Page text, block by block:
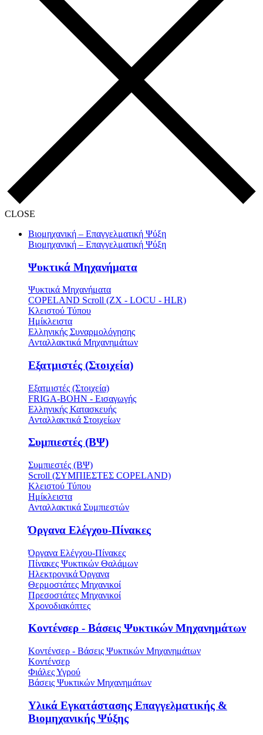
CLOSE
Βιομηχανική – Επαγγελματική Ψύξη
Βιομηχανική – Επαγγελματική Ψύξη
Ψυκτικά Μηχανήματα
Ψυκτικά Μηχανήματα
COPELAND Scroll (ZX - LOCU - HLR)
Κλειστού Τύπου
Ημίκλειστα
Ελληνικής Συναρμολόγησης
Ανταλλακτικά Μηχανημάτων
Εξατμιστές (Στοιχεία)
Εξατμιστές (Στοιχεία)
FRIGA-BOHN - Εισαγωγής
Ελληνικής Κατασκευής
Ανταλλακτικά Στοιχείων
Συμπιεστές (ΒΨ)
Συμπιεστές (ΒΨ)
Scroll (ΣΥΜΠΙΕΣΤΕΣ COPELAND)
Κλειστού Τύπου
Ημίκλειστα
Ανταλλακτικά Συμπιεστών
Όργανα Ελέγχου-Πίνακες
Όργανα Ελέγχου-Πίνακες
Πίνακες Ψυκτικών Θαλάμων
Ηλεκτρονικά Όργανα
Θερμοστάτες Μηχανικοί
Πρεσοστάτες Μηχανικοί
Χρονοδιακόπτες
Κοντένσερ - Βάσεις Ψυκτικών Μηχανημάτων
Κοντένσερ - Βάσεις Ψυκτικών Μηχανημάτων
Κοντένσερ
Φιάλες Υγρού
Βάσεις Ψυκτικών Μηχανημάτων
Υλικά Εγκατάστασης Επαγγελματικής &
Βιομηχανικής Ψύξης